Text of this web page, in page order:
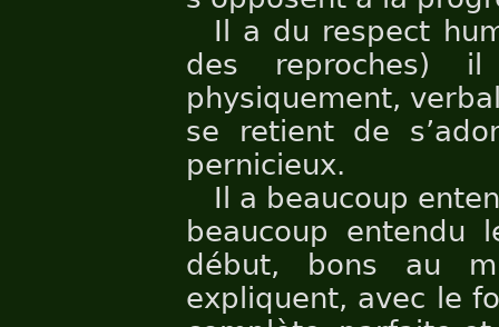
Il a du respect
des reproches)
physiquement,
se retient de
pernicieux.
Il a beaucoup
beaucoup entendu
début, bons au
expliquent, avec le